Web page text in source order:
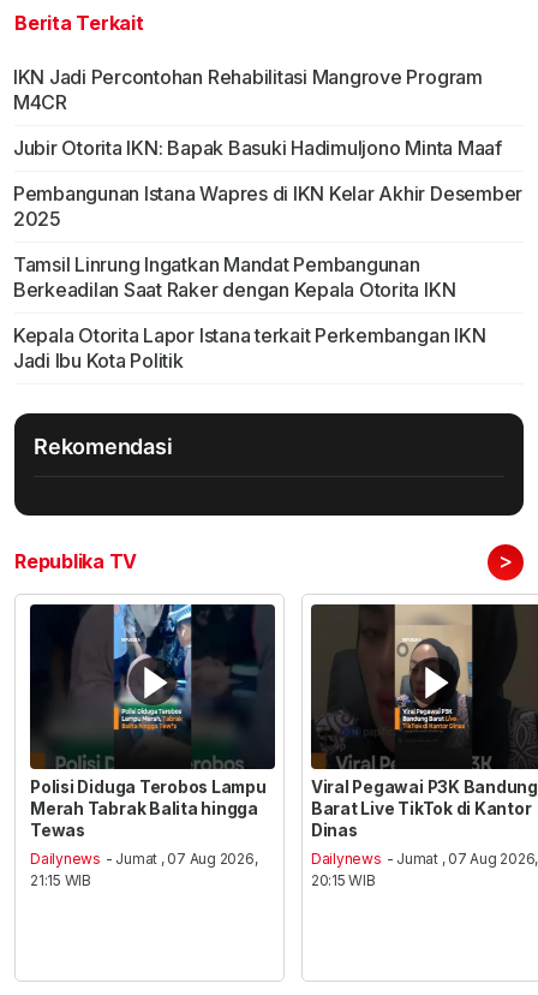
Berita Terkait
IKN Jadi Percontohan Rehabilitasi Mangrove Program
M4CR
Jubir Otorita IKN: Bapak Basuki Hadimuljono Minta Maaf
Pembangunan Istana Wapres di IKN Kelar Akhir Desember
2025
Tamsil Linrung Ingatkan Mandat Pembangunan
Berkeadilan Saat Raker dengan Kepala Otorita IKN
Kepala Otorita Lapor Istana terkait Perkembangan IKN
Jadi Ibu Kota Politik
Rekomendasi
Republika TV >
Polisi Diduga Terobos Lampu
Merah Tabrak Balita hingga
Tewas
Dailynews - Jumat , 07 Aug 2026,
21:15 WIB
Viral Pegawai P3K Bandung
Barat Live TikTok di Kantor
Dinas
Dailynews - Jumat , 07 Aug 2026,
20:15 WIB